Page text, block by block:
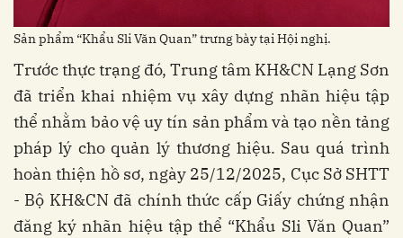
Sản phẩm “Khẩu Sli Văn Quan” trưng bày tại Hội nghị.
Trước thực trạng đó, Trung tâm KH&CN Lạng Sơn
đã triển khai nhiệm vụ xây dựng nhãn hiệu tập
thể nhằm bảo vệ uy tín sản phẩm và tạo nền tảng
pháp lý cho quản lý thương hiệu. Sau quá trình
hoàn thiện hồ sơ, ngày 25/12/2025, Cục Sở SHTT
- Bộ KH&CN đã chính thức cấp Giấy chứng nhận
đăng ký nhãn hiệu tập thể “Khẩu Sli Văn Quan”